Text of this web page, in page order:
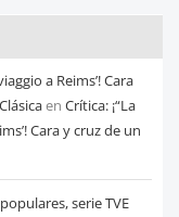
a Reims’! Cara
en Crítica: ¡“La
Cara y cruz de un
serie TVE